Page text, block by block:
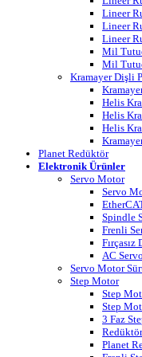
Lineer
Lineer
Lineer
Mil
Mil
Kramayer Dişli
Helis
Helis
Helis
Planet Redüktör
Elektronik Ürünler
Servo Motor
Servo
Spindle
Frenli
AC
Servo Motor
Step Motor
Step
Step
3 Faz
Planet